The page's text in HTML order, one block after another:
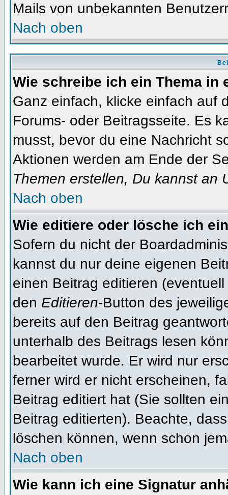
Mails von unbekannten
Nach oben
Wie schreibe ich ein Thema in
Ganz einfach, klicke einfach auf
Forums- oder Beitragsseite. Es
musst, bevor du eine Nachricht
Aktionen werden am Ende der
Themen erstellen, Du kannst an
Nach oben
Wie editiere oder lösche ich
Sofern du nicht der
kannst du nur deine eigenen
einen Beitrag editieren
den Editieren-Button des
bereits auf den Beitrag
unterhalb des Beitrags lesen
bearbeitet wurde. Er wird nur
ferner wird er nicht erscheinen,
Beitrag editiert hat (Sie sollten
Beitrag editierten). Beachte,
löschen können, wenn schon
Nach oben
Wie kann ich eine Signatur